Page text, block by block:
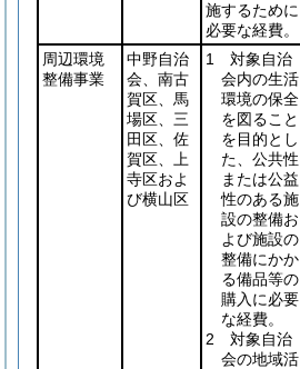
施するために
必要な経費。
周辺環境
整備事業
中野自治
会、南古
賀区、馬
場区、三
田区、佐
賀区、上
寺区およ
び横山区
1 対象自治
会内の生活
環境の保全
を図ること
を目的とし
た、公共性
または公益
性のある施
設の整備お
よび施設の
整備にかか
る備品等の
購入に必要
な経費。
2 対象自治
会の地域活